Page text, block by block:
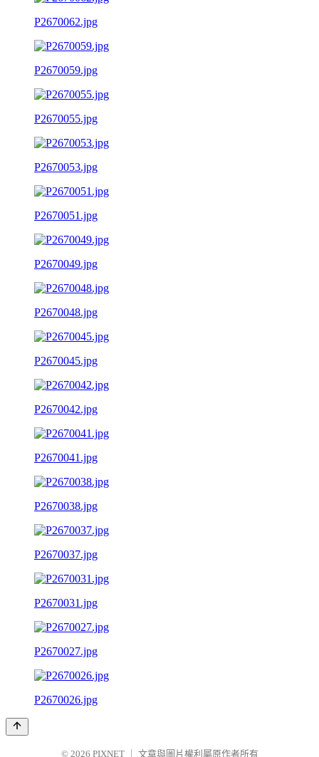
P2670062.jpg
P2670059.jpg
P2670055.jpg
P2670053.jpg
P2670051.jpg
P2670049.jpg
P2670048.jpg
P2670045.jpg
P2670042.jpg
P2670041.jpg
P2670038.jpg
P2670037.jpg
P2670031.jpg
P2670027.jpg
P2670026.jpg
© 2026 PIXNET 文章與圖片權利屬原作者所有